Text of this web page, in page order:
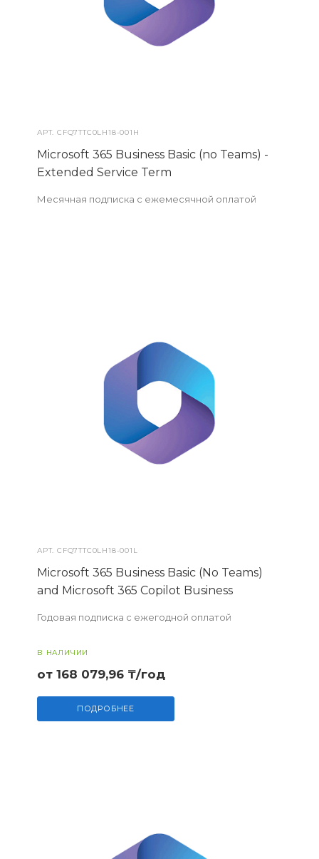
АРТ.CFQ7TTC0LH18-001H
Microsoft 365 Business Basic (no Teams) -
Extended Service Term
Месячная подписка с ежемесячной оплатой
АРТ.CFQ7TTC0LH18-001L
Microsoft 365 Business Basic (No Teams)
and Microsoft 365 Copilot Business
Годовая подписка с ежегодной оплатой
В НАЛИЧИИ
от 168 079,96 ₸/год
ПОДРОБНЕЕ